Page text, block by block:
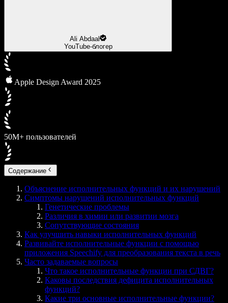
Ali Abdaal
YouTube-блогер
Apple Design Award 2025
50М+ пользователей
Содержание
Объяснение исполнительных функций и их нарушений
Симптомы нарушений исполнительных функций
Генетические проблемы
Различия в химии или развитии мозга
Сопутствующие состояния
Как улучшить навыки исполнительных функций
Развивайте исполнительные функции с помощью
приложения Speechify для преобразования текста в речь
Часто задаваемые вопросы
Что такое исполнительные функции при СДВГ?
Каковы последствия дефицита исполнительных
функций?
Какие три основные исполнительные функции?